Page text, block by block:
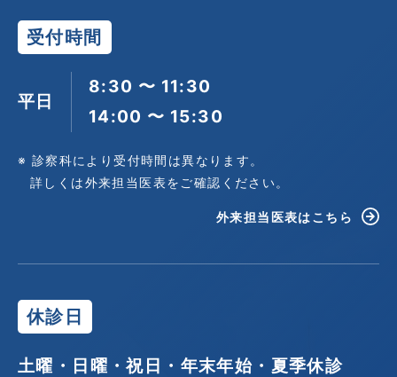
受付時間
平日
8:30 〜 11:30
14:00 〜 15:30
※ 診察科により受付時間は異なります。
詳しくは外来担当医表をご確認ください。
外来担当医表はこちら
休診日
土曜・日曜・祝日・年末年始・夏季休診